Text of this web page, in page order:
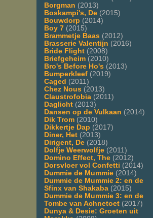
Borgman (2013)
Boskampi's, De (2015)
Bouwdorp (2014)
Boy 7 (2015)
Brammetje Baas (2012)
Brasserie Valentijn (2016)
Bride Flight (2008)
Briefgeheim (2010)
Bro's Before Ho's (2013)
Bumperkleef (2019)
Caged (2011)
Chez Nous (2013)
Claustrofobia (2011)
Daglicht (2013)
Dansen op de Vulkaan (2014)
Dik Trom (2010)
Dikkertje Dap (2017)
Diner, Het (2013)
Dirigent, De (2018)
Dolfje Weerwolfje (2011)
Domino Effect, The (2012)
Dorsvloer vol Confetti (2014)
Dummie de Mummie (2014)
Dummie de Mummie 2: en de
Sfinx van Shakaba (2015)
Dummie de Mummie 3: en de
Tombe van Achnetoet (2017)
Dunya & Desie: Groeten uit